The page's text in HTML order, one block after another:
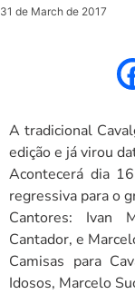
31 de March de 2017
A tradicional
edição e já virou
Acontecerá dia
regressiva para o
Cantores: Ivan
Cantador, e
Camisas para
Idosos, Marcelo